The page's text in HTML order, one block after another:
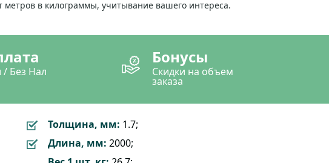
метров в килограммы, учитывание вашего интереса.
/ Без Нал
Бонусы
Скидки на объем
заказа
Толщина, мм: 1.7;
Длина, мм: 2000;